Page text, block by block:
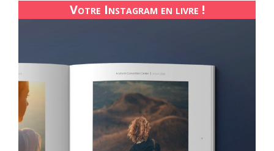
Votre Instagram en livre !